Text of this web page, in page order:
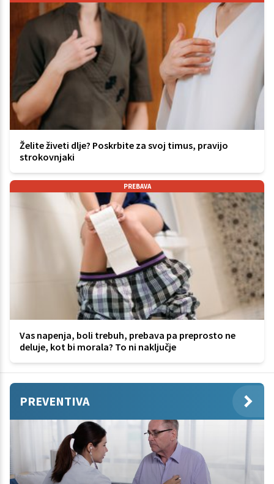
Želite živeti dlje? Poskrbite za svoj timus, pravijo
strokovnjaki
PREBAVA
Vas napenja, boli trebuh, prebava pa preprosto ne
deluje, kot bi morala? To ni naključje
PREVENTIVA